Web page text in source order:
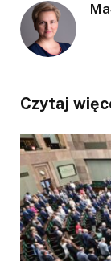
Czytaj